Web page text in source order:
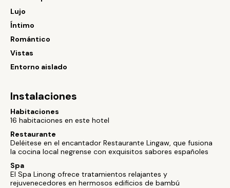
Lujo
Íntimo
Romántico
Vistas
Entorno aislado
Instalaciones
Habitaciones
16 habitaciones en este hotel
Restaurante
Deléitese en el encantador Restaurante Lingaw, que fusiona
la cocina local negrense con exquisitos sabores españoles
Spa
El Spa Linong ofrece tratamientos relajantes y
rejuvenecedores en hermosos edificios de bambú